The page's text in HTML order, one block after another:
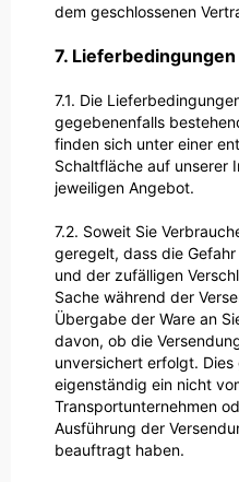
dem geschlossenen
7. Lieferbedingungen
7.1. Die
gegebenenfalls
finden sich unter einer
Schaltfläche auf unserer
jeweiligen Angebot.
7.2. Soweit Sie
geregelt, dass die
und der zufälligen
Sache während der
Übergabe der Ware an
davon, ob die
unversichert erfolgt.
eigenständig ein nicht
Transportunternehmen
Ausführung der
beauftragt haben.